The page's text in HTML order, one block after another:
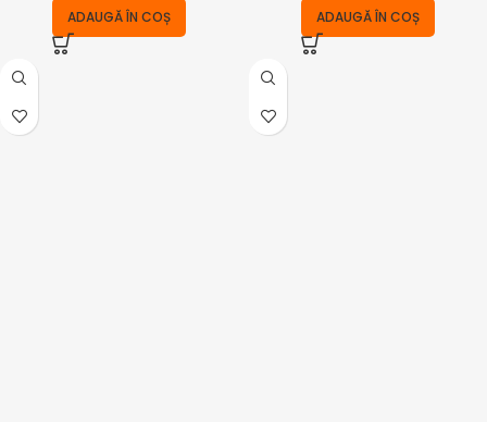
ADAUGĂ ÎN COȘ ADAUGĂ ÎN COȘ